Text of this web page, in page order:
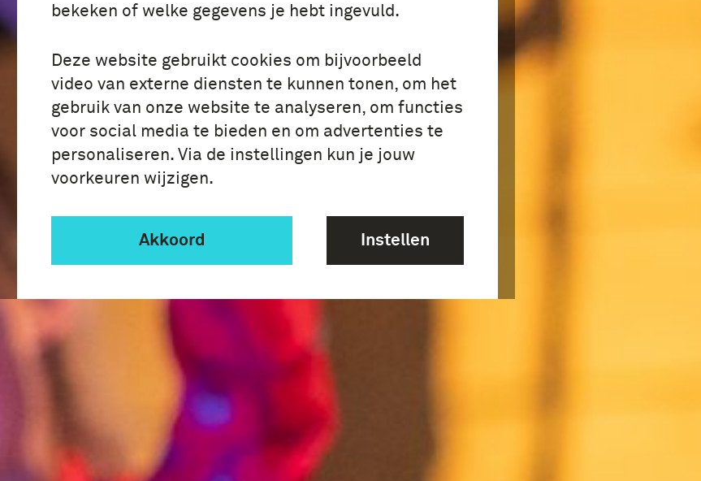
bekeken of welke gegevens je hebt ingevuld.
Deze website gebruikt cookies om bijvoorbeeld
video van externe diensten te kunnen tonen, om het
gebruik van onze website te analyseren, om functies
voor social media te bieden en om advertenties te
personaliseren. Via de instellingen kun je jouw
voorkeuren wijzigen.
Akkoord Instellen